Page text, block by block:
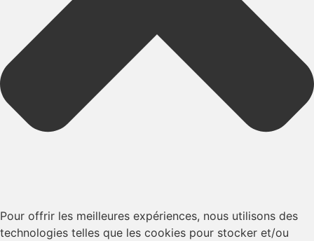
Pour offrir les meilleures expériences, nous utilisons des
technologies telles que les cookies pour stocker et/ou